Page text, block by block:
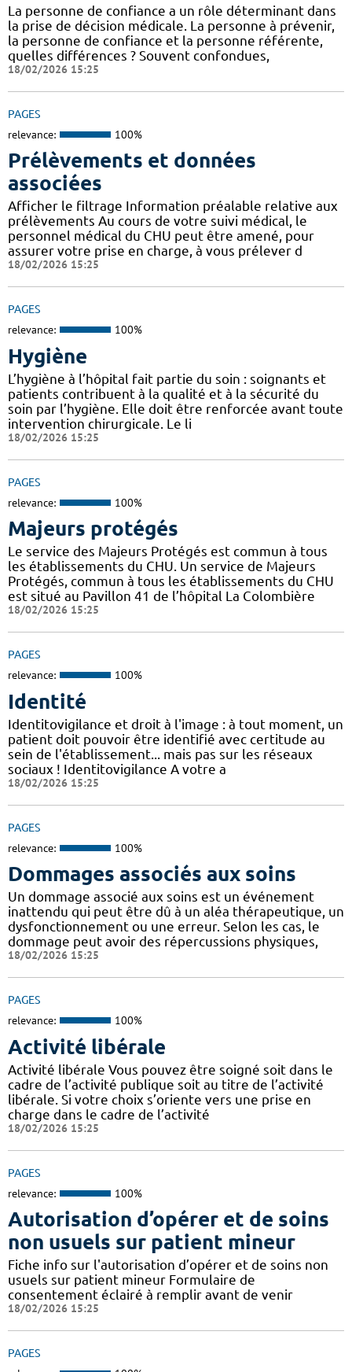
La personne de confiance a un rôle déterminant dans
la prise de décision médicale. La personne à prévenir,
la personne de confiance et la personne référente,
quelles différences ? Souvent confondues,
18/02/2026 15:25
PAGES
relevance: 100%
Prélèvements et données
associées
Afficher le filtrage Information préalable relative aux
prélèvements Au cours de votre suivi médical, le
personnel médical du CHU peut être amené, pour
assurer votre prise en charge, à vous prélever d
18/02/2026 15:25
PAGES
relevance: 100%
Hygiène
L’hygiène à l’hôpital fait partie du soin : soignants et
patients contribuent à la qualité et à la sécurité du
soin par l’hygiène. Elle doit être renforcée avant toute
intervention chirurgicale. Le li
18/02/2026 15:25
PAGES
relevance: 100%
Majeurs protégés
Le service des Majeurs Protégés est commun à tous
les établissements du CHU. Un service de Majeurs
Protégés, commun à tous les établissements du CHU
est situé au Pavillon 41 de l’hôpital La Colombière
18/02/2026 15:25
PAGES
relevance: 100%
Identité
Identitovigilance et droit à l'image : à tout moment, un
patient doit pouvoir être identifié avec certitude au
sein de l'établissement... mais pas sur les réseaux
sociaux ! Identitovigilance A votre a
18/02/2026 15:25
PAGES
relevance: 100%
Dommages associés aux soins
Un dommage associé aux soins est un événement
inattendu qui peut être dû à un aléa thérapeutique, un
dysfonctionnement ou une erreur. Selon les cas, le
dommage peut avoir des répercussions physiques,
18/02/2026 15:25
PAGES
relevance: 100%
Activité libérale
Activité libérale Vous pouvez être soigné soit dans le
cadre de l’activité publique soit au titre de l’activité
libérale. Si votre choix s’oriente vers une prise en
charge dans le cadre de l’activité
18/02/2026 15:25
PAGES
relevance: 100%
Autorisation d’opérer et de soins
non usuels sur patient mineur
Fiche info sur l'autorisation d’opérer et de soins non
usuels sur patient mineur Formulaire de
consentement éclairé à remplir avant de venir
18/02/2026 15:25
PAGES